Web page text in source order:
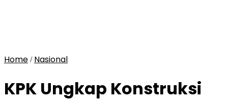
Home / Nasional
KPK Ungkap Konstruksi